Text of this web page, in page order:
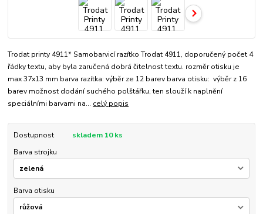
Trodat printy 4911* Samobarvicí razítko Trodat 4911, doporučený počet 4
řádky textu, aby byla zaručená dobrá čitelnost textu. rozměr otisku je
max 37x13 mm barva razítka: výběr ze 12 barev barva otisku: výběr z 16
barev možnost dodání suchého polštářku, ten slouží k naplnění
speciálními barvami na... celý popis
Dostupnost
skladem 10 ks
Barva strojku
Barva otisku